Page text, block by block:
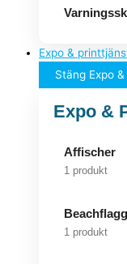
Expo &
Stäng Expo
Expo &
Affischer
1 produkt
1 produkt